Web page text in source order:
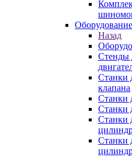
Назад
Стенды
Станки
клапана
Станки
Станки
Станки
Станки